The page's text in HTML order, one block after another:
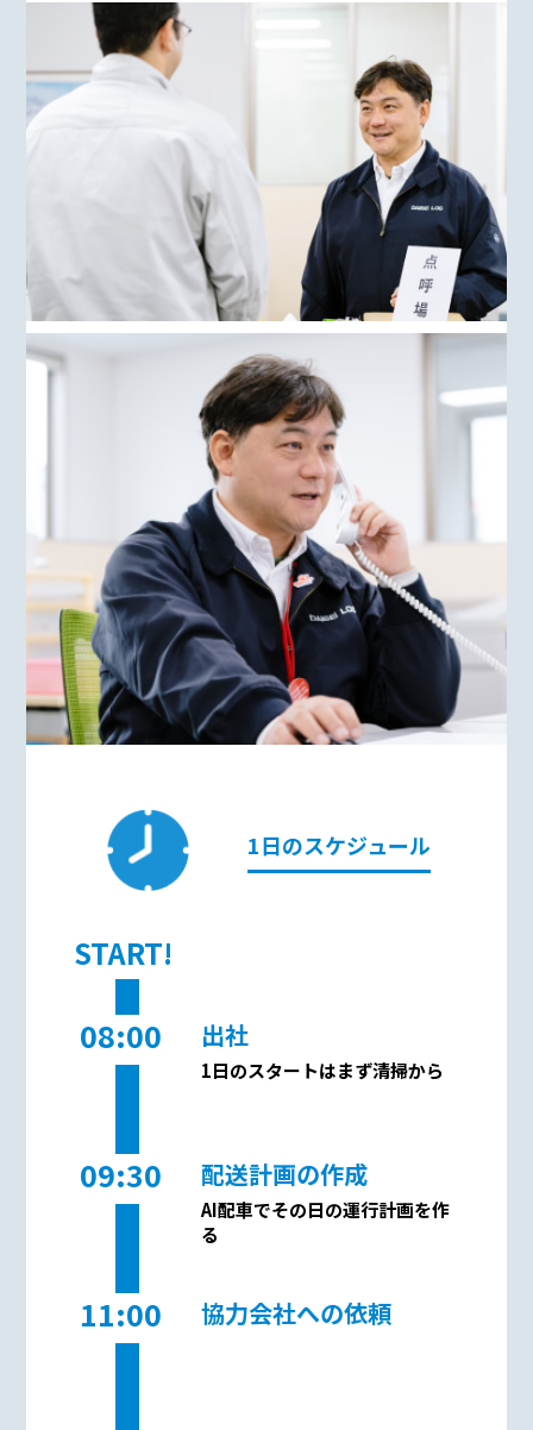
1日のスケジュール
START!
08:00 出社
1日のスタートはまず清掃から
09:30 配送計画の作成
AI配車でその日の運行計画を作
る
11:00 協力会社への依頼